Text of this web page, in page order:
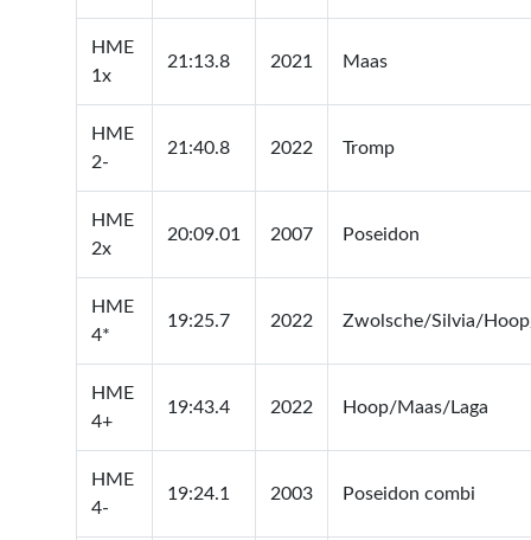
HME
1x
21:13.8 2021 Maas
HME
2-
21:40.8 2022 Tromp
HME
2x
20:09.01 2007 Poseidon
HME
4*
19:25.7 2022 Zwolsche/Silvia/
HME
4+
19:43.4 2022 Hoop/Maas/Laga
HME
4-
19:24.1 2003 Poseidon combi